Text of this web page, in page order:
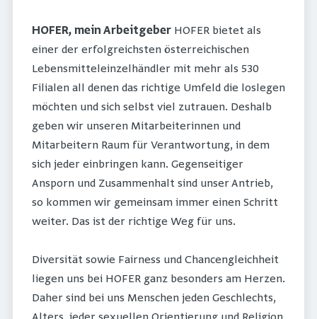
HOFER, mein Arbeitgeber HOFER bietet als
einer der erfolgreichsten österreichischen
Lebensmitteleinzelhändler mit mehr als 530
Filialen all denen das richtige Umfeld die loslegen
möchten und sich selbst viel zutrauen. Deshalb
geben wir unseren Mitarbeiterinnen und
Mitarbeitern Raum für Verantwortung, in dem
sich jeder einbringen kann. Gegenseitiger
Ansporn und Zusammenhalt sind unser Antrieb,
so kommen wir gemeinsam immer einen Schritt
weiter. Das ist der richtige Weg für uns.
Diversität sowie Fairness und Chancengleichheit
liegen uns bei HOFER ganz besonders am Herzen.
Daher sind bei uns Menschen jeden Geschlechts,